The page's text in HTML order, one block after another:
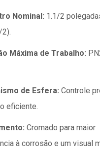
Nominal: 1.1/2
Máxima de Trabalho:
de Esfera: Controle
eficiente.
Cromado para maior
à corrosão e um visual